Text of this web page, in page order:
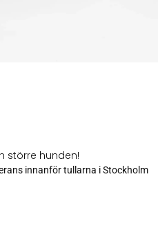
större hunden!
innanför tullarna i Stockholm